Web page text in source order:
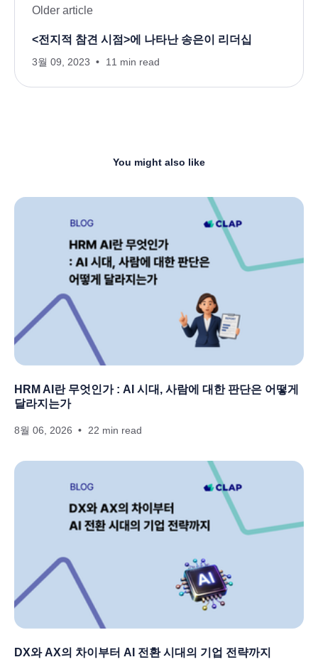
Older article
<전지적 참견 시점>에 나타난 송은이 리더십
3월 09, 2023 11 min read
You might also like
HRM AI란 무엇인가 : AI 시대, 사람에 대한 판단은 어떻게
달라지는가
8월 06, 2026 22 min read
DX와 AX의 차이부터 AI 전환 시대의 기업 전략까지